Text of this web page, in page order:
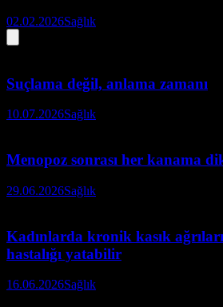
02.02.2026Sağlık
Suçlama değil, anlama zamanı
10.07.2026Sağlık
Menopoz sonrası her kanama
29.06.2026Sağlık
Kadınlarda kronik kasık
hastalığı yatabilir
16.06.2026Sağlık